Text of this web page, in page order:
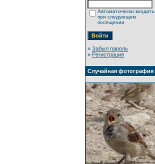
Автоматически входить
при следующем
посещении
» Забыл пароль
» Регистрация
Случайная фотография